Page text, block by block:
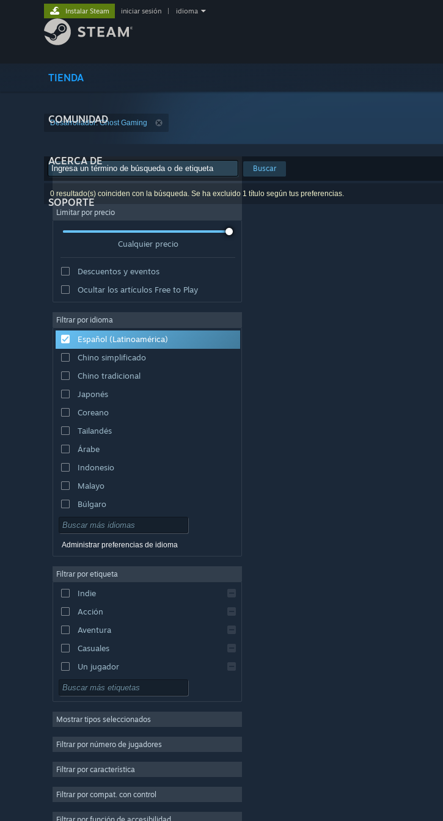
TIENDA
COMUNIDAD
ACERCA DE
SOPORTE
Instalar Steam iniciar sesión idioma
Desarrollador: Ghost Gaming
Buscar
0 resultado(s) coinciden con la búsqueda. Se ha excluido 1 título según tus preferencias.
Limitar por precio
Cualquier precio
Descuentos y eventos
Ocultar los artículos Free to Play
Filtrar por idioma
Español (Latinoamérica)
Chino simplificado
Chino tradicional
Japonés
Coreano
Tailandés
Árabe
Indonesio
Malayo
Búlgaro
Checo
Danés
Inglés
Español (España)
Griego
Administrar preferencias de idioma
Filtrar por etiqueta
Indie
Acción
Aventura
Casuales
Un jugador
Simuladores
Estrategia
3D
Free to Play
Mostrar tipos seleccionados
Filtrar por número de jugadores
Filtrar por característica
Filtrar por compat. con control